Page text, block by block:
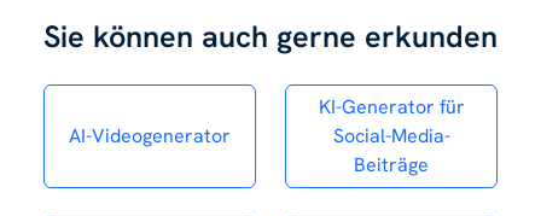
Sie können auch gerne erkunden
AI-Videogenerator
KI-Generator für
Social-Media-
Beiträge